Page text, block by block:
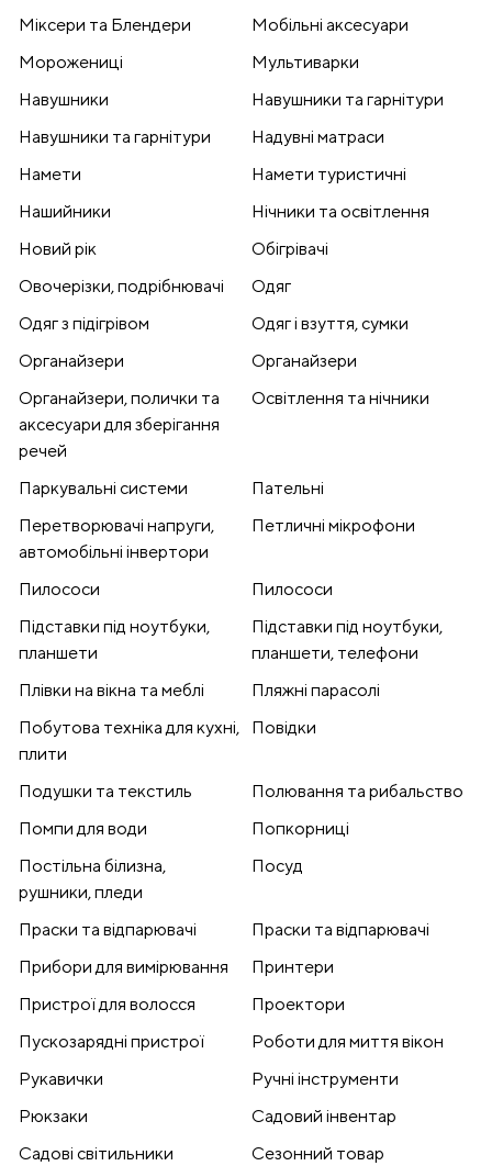
Міксери та Блендери
Мобільні аксесуари
Морожениці
Мультиварки
Навушники
Навушники та гарнітури
Навушники та гарнітури
Надувні матраси
Намети
Намети туристичні
Нашийники
Нічники та освітлення
Новий рік
Обігрівачі
Овочерізки, подрібнювачі
Одяг
Одяг з підігрівом
Одяг і взуття, сумки
Органайзери
Органайзери
Органайзери, полички та
аксесуари для зберігання
речей
Освітлення та нічники
Паркувальні системи
Пательні
Перетворювачі напруги,
автомобільні інвертори
Петличні мікрофони
Пилососи
Пилососи
Підставки під ноутбуки,
планшети
Підставки під ноутбуки,
планшети, телефони
Плівки на вікна та меблі
Пляжні парасолі
Побутова техніка для кухні,
плити
Повідки
Подушки та текстиль
Полювання та рибальство
Помпи для води
Попкорниці
Постільна білизна,
рушники, пледи
Посуд
Праски та відпарювачі
Праски та відпарювачі
Прибори для вимірювання
Принтери
Пристрої для волосся
Проектори
Пускозарядні пристрої
Роботи для миття вікон
Рукавички
Ручні інструменти
Рюкзаки
Садовий інвентар
Садові світильники
Сезонний товар